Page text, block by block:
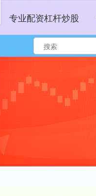
专业配资杠杆炒股